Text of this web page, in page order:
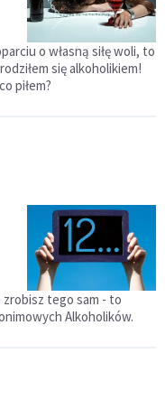
o własną siłę woli, to
się alkoholikiem!
piłem?
tego sam - to
Alkoholików.